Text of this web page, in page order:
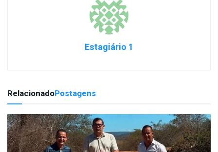
Estagiário 1
RelacionadoPostagens